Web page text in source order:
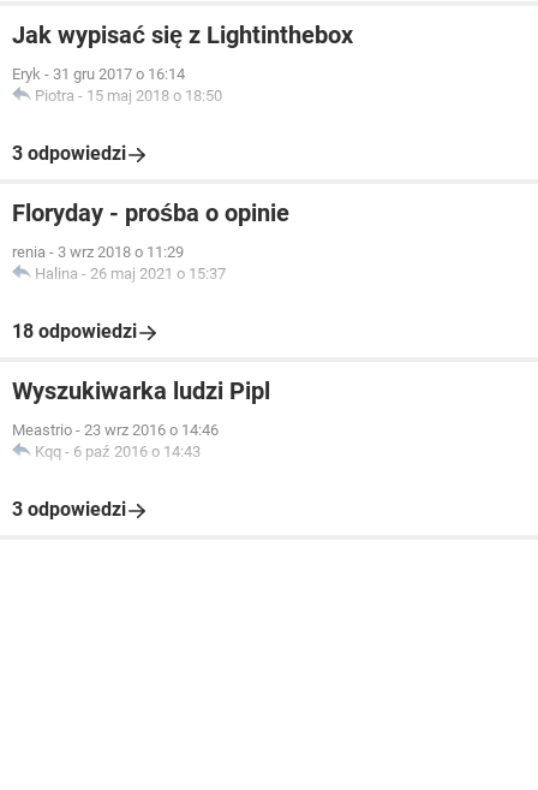
Jak wypisać się z Lightinthebox
Eryk - 31 gru 2017 o 16:14
Piotra - 15 maj 2018 o 18:50
3 odpowiedzi
Floryday - prośba o opinie
renia - 3 wrz 2018 o 11:29
Halina - 26 maj 2021 o 15:37
18 odpowiedzi
Wyszukiwarka ludzi Pipl
Meastrio - 23 wrz 2016 o 14:46
Kqq - 6 paź 2016 o 14:43
3 odpowiedzi